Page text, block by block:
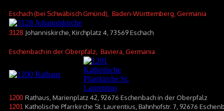
Eschach (bei Schwäbisch Gmünd) , Baden-Württemberg, Germania
3128 Johanniskirche, Kirchplatz 4, 73569 Eschach
Eschenbach in der Oberpfalz , Baviera, Germania
1200 Rathaus, Marienplatz 42, 92676 Eschenbach in der Oberpfalz
1201 Katholische Pfarrkirche St. Laurentius, Bahnhofstr. 7, 92676